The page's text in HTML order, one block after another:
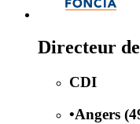
Directeur
CDI
•Angers